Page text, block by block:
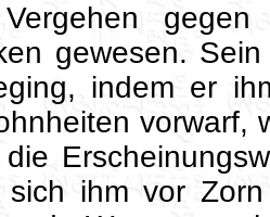
gewesen.
indem er
vorwarf,
sich ihm vor